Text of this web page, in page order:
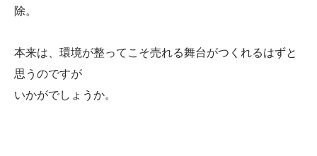
除。
本来は、環境が整ってこそ売れる舞台がつくれるはずと
思うのですが
いかがでしょうか。